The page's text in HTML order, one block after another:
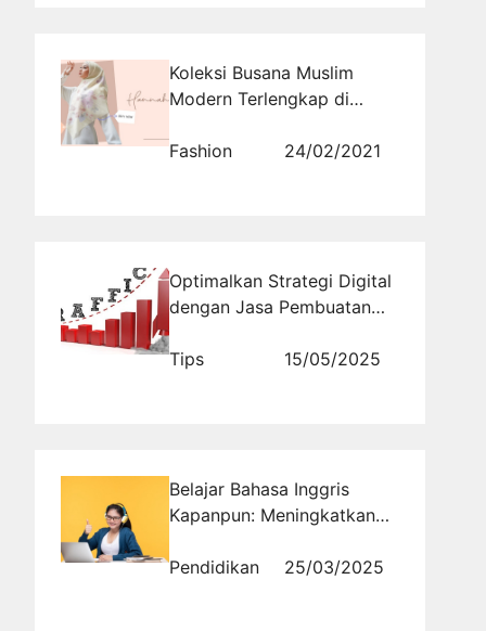
Koleksi Busana Muslim
Modern Terlengkap di
Fashion
24/02/2021
Optimalkan Strategi Digital
dengan Jasa Pembuatan
Tips
15/05/2025
Belajar Bahasa Inggris
Kapanpun: Meningkatkan
Mendengarkan
Pendidikan 25/03/2025